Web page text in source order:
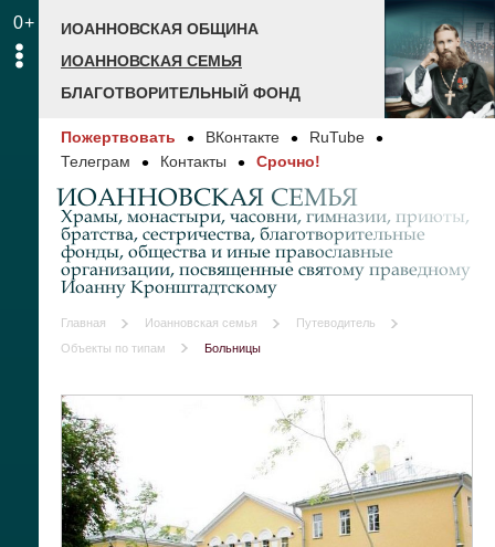
0+
ИОАННОВСКАЯ ОБЩИНА
ИОАННОВСКАЯ СЕМЬЯ
БЛАГОТВОРИТЕЛЬНЫЙ ФОНД
Пожертвовать ВКонтакте
RuTube
Телеграм
Контакты Срочно!
ИОАННОВСКАЯ СЕМЬЯ
Храмы, монастыри, часовни, гимназии, приюты,
братства, сестричества, благотворительные
фонды, общества и иные православные
организации, посвященные святому праведному
Иоанну Кронштадтскому
Главная Иоанновская семья
Путеводитель
Объекты по типам
Больницы